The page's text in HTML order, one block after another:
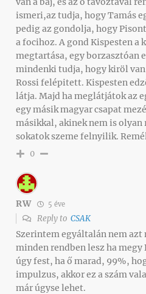
ismeri,az tudja, hogy Tamás
pedig az gondolja, hogy
a focihoz. A gond Kispesten a
megtartása, egy borzasztóan
mindenki tudja, hogy kiröl
Rossi felépitett. Kispesten
látja. Majd ha meglátjátok az
egy másik magyar csapat
másikkal, akinek nem is olyan
sokatok szeme felnyilik.
0
RW 5 éve
Reply to CSAK
Szerintem egyáltalán nem
minden rendben lesz ha
úgy fest, ha ő marad, 99%,
impulzus, akkor ez a szám
már úgyse lehet.